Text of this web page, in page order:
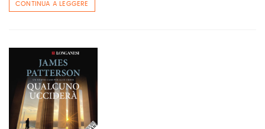
CONTINUA A LEGGERE